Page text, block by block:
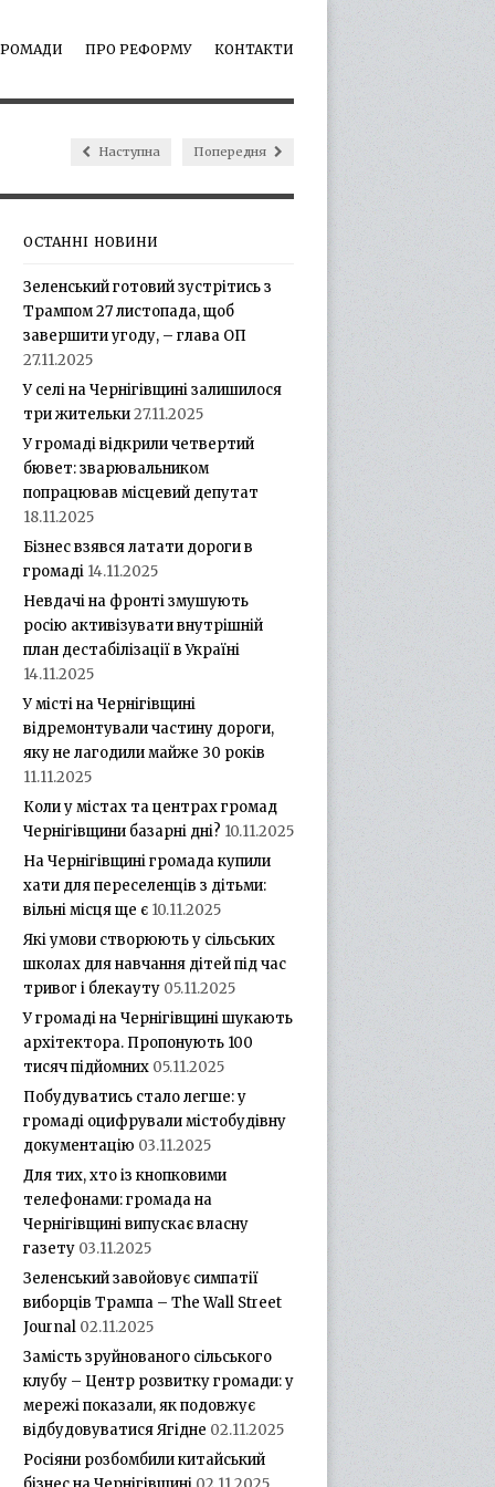
ПРО РЕФОРМУ КОНТАКТИ
Наступна Попередня
ОСТАННІ НОВИНИ
Зеленський готовий зустрітись з
Трампом 27 листопада, щоб
завершити угоду, – глава ОП
27.11.2025
У селі на Чернігівщині залишилося
три жительки27.11.2025
У громаді відкрили четвертий
бювет: зварювальником
попрацював місцевий депутат
18.11.2025
Бізнес взявся латати дороги в
громаді 14.11.2025
Невдачі на фронті змушують
росію активізувати внутрішній
план дестабілізації в Україні
14.11.2025
У місті на Чернігівщині
відремонтували частину дороги,
яку не лагодили майже 30 років
11.11.2025
Коли у містах та центрах громад
Чернігівщини базарні дні? 10.11.2025
На Чернігівщині громада купили
хати для переселенців з дітьми:
вільні місця ще є 10.11.2025
Які умови створюють у сільських
школах для навчання дітей під час
тривог і блекауту 05.11.2025
У громаді на Чернігівщині шукають
архітектора. Пропонують 100
тисяч підйомних 05.11.2025
Побудуватись стало легше: у
громаді оцифрували містобудівну
документацію 03.11.2025
Для тих, хто із кнопковими
телефонами: громада на
Чернігівщині випускає власну
газету 03.11.2025
Зеленський завойовує симпатії
виборців Трампа – The Wall Street
Journal 02.11.2025
Замість зруйнованого сільського
клубу – Центр розвитку громади: у
мережі показали, як подовжує
відбудовуватися Ягідне 02.11.2025
Росіяни розбомбили китайський